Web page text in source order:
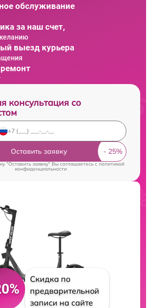
обслуживание
за наш счет,
выезд курьера
консультация со
Оставить заявку
"Оставить заявку" Вы соглашаетесь cполитикой
конфиденциальности
Скидка по
предварительной
записи на сайте